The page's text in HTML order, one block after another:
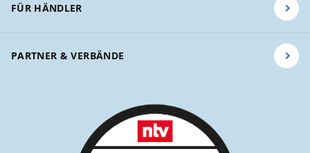
FÜR HÄNDLER
PARTNER & VERBÄNDE